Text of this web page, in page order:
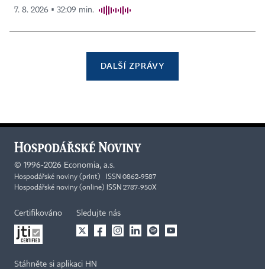
7. 8. 2026 ▪ 32:09 min.
DALŠÍ ZPRÁVY
© 1996-2026 Economia, a.s.
Hospodářské noviny (print) ISSN 0862-9587
Hospodářské noviny (online) ISSN 2787-950X
Certifikováno Sledujte nás
Stáhněte si aplikaci HN